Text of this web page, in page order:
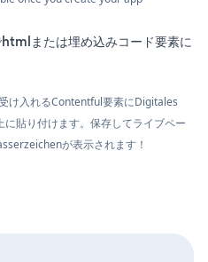
または埋め込みコード要素に
け入れるContentful要素にDigitales
貼り付けます。保存してライブペー
が表示されます！